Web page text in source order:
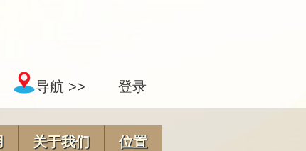
导航 >> 登录
关于我们 位置